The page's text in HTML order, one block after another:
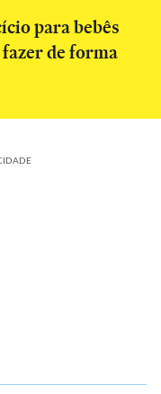
para bebês
de forma